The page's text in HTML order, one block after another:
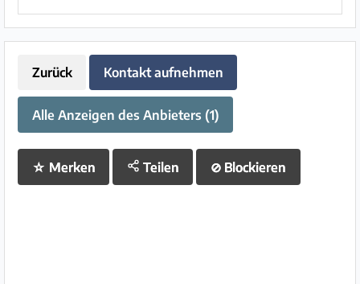
Zurück Kontakt aufnehmen
Alle Anzeigen des Anbieters (1)
☆ Merken Teilen ⊘ Blockieren